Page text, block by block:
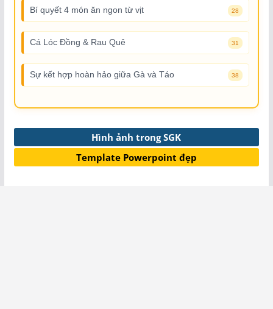
Bí quyết 4 món ăn ngon từ vịt 28
Cá Lóc Đồng & Rau Quê 31
Sự kết hợp hoàn hảo giữa Gà và Táo 38
Hình ảnh trong SGK
Template Powerpoint đẹp